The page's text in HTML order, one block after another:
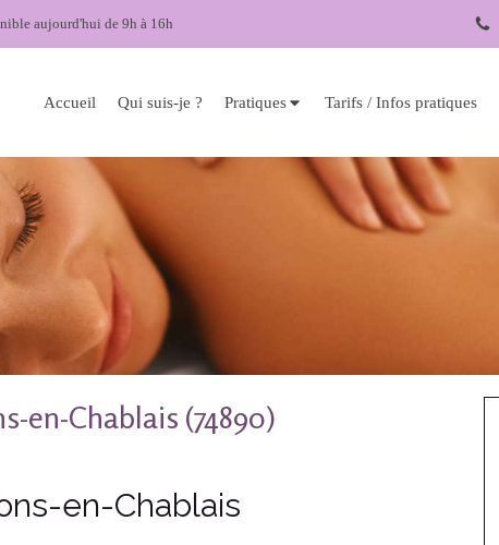
aujourd'hui de 9h à 16h
Accueil Qui suis-je ? Pratiques Tarifs / Infos pratiques
en-Chablais (74890)
en-Chablais